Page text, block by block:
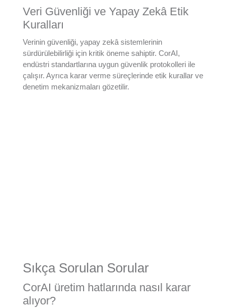
Veri Güvenliği ve Yapay ZekâEtik
Kuralları
Verinin güvenliği, yapay zekâ sistemlerinin
sürdürülebilirliği için kritik öneme sahiptir. CorAI,
endüstri standartlarına uygun güvenlik protokolleri ile
çalışır. Ayrıca karar verme süreçlerinde etik kurallar ve
denetim mekanizmaları gözetilir.
Sıkça Sorulan Sorular
CorAI üretim hatlarında nasıl karar
alıyor?